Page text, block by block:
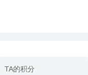
TA的积分